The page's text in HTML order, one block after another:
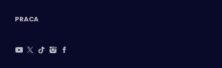
PRACA